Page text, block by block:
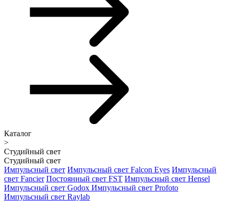
Каталог
>
Студийный свет
Студийный свет
Импульсный свет Импульсный свет Falcon Eyes Импульсный
свет Fancier Постоянный свет FST Импульсный свет Hensel
Импульсный свет Godox Импульсный свет Profoto
Импульсный свет Raylab